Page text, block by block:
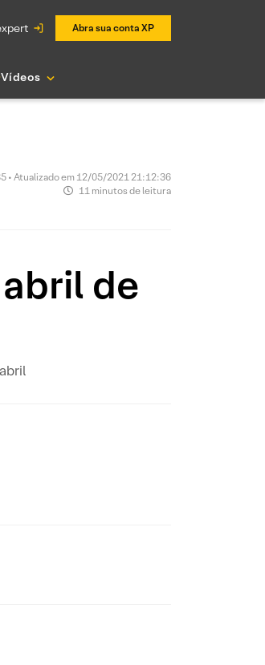
Abra sua conta XP
Vídeos
• Atualizado em 12/05/2021 21:12:36
11 minutos de leitura
de